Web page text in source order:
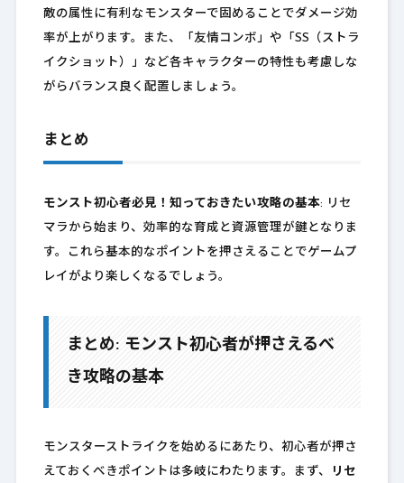
敵の属性に有利なモンスターで固めることでダメージ効
率が上がります。また、「友情コンボ」や「SS（ストラ
イクショット）」など各キャラクターの特性も考慮しな
がらバランス良く配置しましょう。
まとめ
モンスト初心者必見！知っておきたい攻略の基本: リセ
マラから始まり、効率的な育成と資源管理が鍵となりま
す。これら基本的なポイントを押さえることでゲームプ
レイがより楽しくなるでしょう。
まとめ: モンスト初心者が押さえるべ
き攻略の基本
モンスターストライクを始めるにあたり、初心者が押さ
えておくべきポイントは多岐にわたります。まず、 リセ